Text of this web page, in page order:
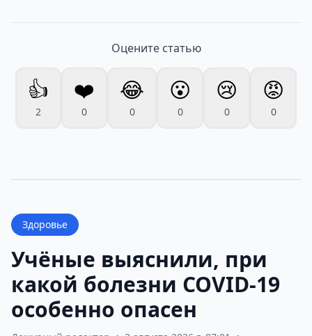
Оцените статью
👍
2
❤️
0
😂
0
😮
0
😢
0
😡
0
Здоровье
Учёные выяснили, при
какой болезни COVID-19
особенно опасен